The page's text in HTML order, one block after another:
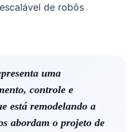
de robôs
uma
controle e
está remodelando a
abordam o projeto de